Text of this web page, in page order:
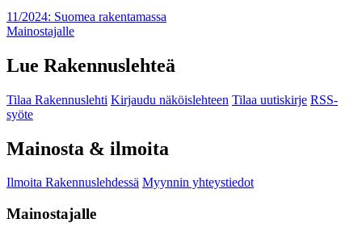
11/2024: Suomea rakentamassa
Mainostajalle
Lue Rakennuslehteä
Tilaa Rakennuslehti Kirjaudu näköislehteen Tilaa uutiskirje RSS-
syöte
Mainosta & ilmoita
Ilmoita Rakennuslehdessä Myynnin yhteystiedot
Mainostajalle